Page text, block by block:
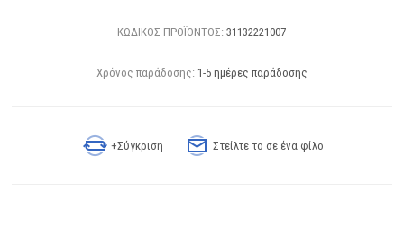
ΚΩΔΙΚΟΣ ΠΡΟΪΟΝΤΟΣ: 31132221007
Χρόνος παράδοσης: 1-5 ημέρες παράδοσης
+Σύγκριση Στείλτε το σε ένα φίλο